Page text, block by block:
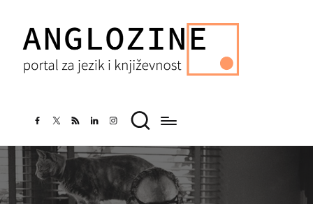
facebook.com
twitter.com
rss.comlinkedin.com
instagram.com